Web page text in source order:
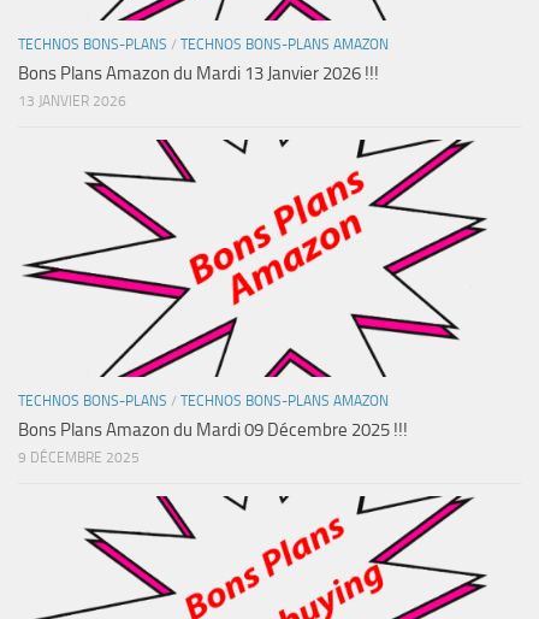
TECHNOS BONS-PLANS / TECHNOS BONS-PLANS AMAZON
Bons Plans Amazon du Mardi 13 Janvier 2026 !!!
13 JANVIER 2026
TECHNOS BONS-PLANS / TECHNOS BONS-PLANS AMAZON
Bons Plans Amazon du Mardi 09 Décembre 2025 !!!
9 DÉCEMBRE 2025